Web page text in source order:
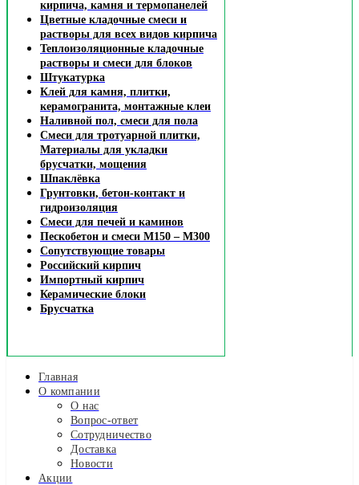
кирпича, камня и термопанелей
Цветные кладочные смеси и
растворы для всех видов кирпича
Теплоизоляционные кладочные
растворы и смеси для блоков
Штукатурка
Клей для камня, плитки,
керамогранита, монтажные клеи
Наливной пол, смеси для пола
Смеси для тротуарной плитки,
Материалы для укладки
брусчатки, мощения
Шпаклёвка
Грунтовки, бетон-контакт и
гидроизоляция
Смеси для печей и каминов
Пескобетон и смеси М150 – М300
Сопутствующие товары
Российский кирпич
Импортный кирпич
Керамические блоки
Брусчатка
Главная
О компании
О нас
Вопрос-ответ
Сотрудничество
Доставка
Новости
Акции